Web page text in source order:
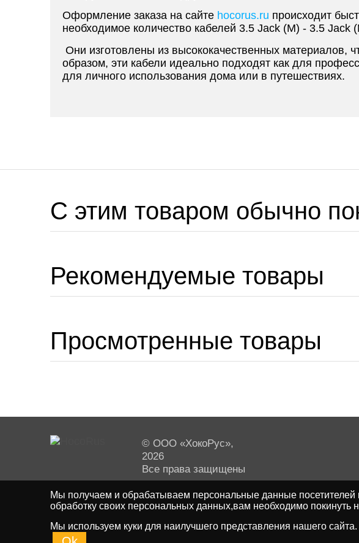
Оформление заказа на сайте hocorus.ru происходит
необходимое количество кабелей 3.5 Jack (M) - 3.5
Они изготовлены из высококачественных материалов,
образом, эти кабели идеально подходят как для
для личного использования дома или в путешествиях.
C этим товаром обычно
Рекомендуемые товары
Просмотренные товары
© ООО «ХокоРус»,
2026
Все права защищены
Мы получаем и обрабатываем персональные данные посетителей
обработку своих персональных данных,вам необходимо покинуть
Мы используем куки для наилучшего представления нашего